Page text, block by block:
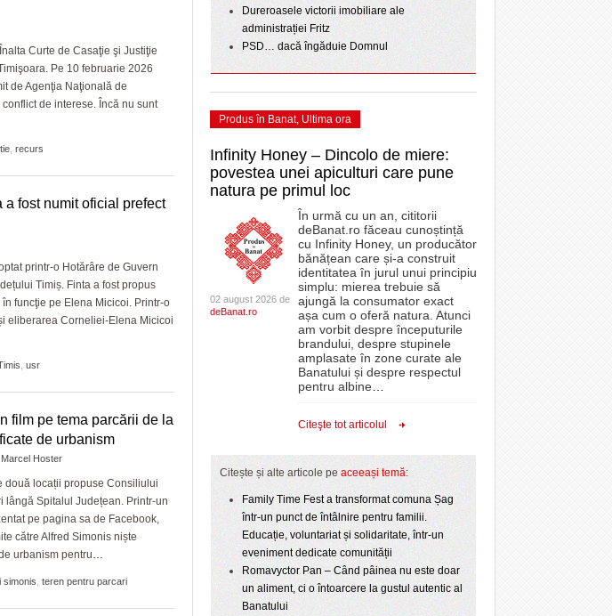
Curte de Casaţie şi Justiţie
Pe 10 februarie 2026
de Agenţia Naţională de
de interese. Încă nu sunt
recurs
fost numit oficial prefect
printr-o Hotărâre de Guvern
Timiș. Finta a fost propus
funcţie pe Elena Micicoi. Printr-o
eliberarea Corneliei-Elena Micicoi
usr
film pe tema parcării de la
de urbanism
Marcel Hoster
două locații propuse Consiliului
lângă Spitalul Județean. Printr-un
pe pagina sa de Facebook,
către Alfred Simonis niște
urbanism pentru…
simonis teren pentru parcari
Dureroasele victorii imobiliare ale
administrației Fritz
PSD… dacă îngăduie Domnul
Produs în Banat, Ultima ora
Infinity Honey – Dincolo de miere:
povestea unei apiculturi care pune
natura pe primul loc
02 august 2026 de
deBanat.ro
În urmă cu un an, cititorii
deBanat.ro făceau cunoștință
cu Infinity Honey, un producător
bănățean care și-a construit
identitatea în jurul unui principiu
simplu: mierea trebuie să
ajungă la consumator exact
așa cum o oferă natura. Atunci
am vorbit despre începuturile
brandului, despre stupinele
amplasate în zone curate ale
Banatului și despre respectul
pentru albine
Citeşte tot articolul
Citește și alte articole pe aceeași temă:
Family Time Fest a transformat comuna Șag
într-un punct de întâlnire pentru familii.
Educație, voluntariat și solidaritate, într-un
eveniment dedicate comunității
Romavyctor Pan – Când pâinea nu este doar
un aliment, ci o întoarcere la gustul autentic al
Banatului